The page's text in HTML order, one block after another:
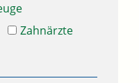
Zahnärzte